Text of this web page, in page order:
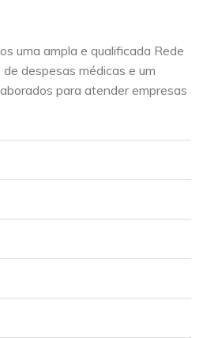
uma ampla e qualificada Rede
despesas médicas e um
para atender empresas